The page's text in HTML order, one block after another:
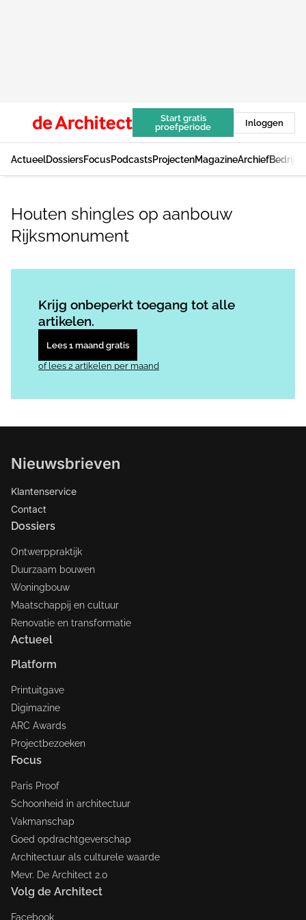
Start gratis
proefperiode
Inloggen
ActueelDossiersFocusPodcastsProjectenMagazineArchief
Houten shingles op aanbouw
Rijksmonument
Krijg onbeperkt toegang tot alle
artikelen.
Lees 1 maand gratis
of lees 2 artikelen per maand
Nieuwsbrieven
Klantenservice
Contact
Dossiers
Ontwerppraktijk
Duurzaam bouwen
Woningbouw
Maatschappij en cultuur
Renovatie en transformatie
Actueel
Platform
Printuitgave
Digimazine
ARC Awards
Projectbezoeken
Focus
Paris Proof
Schoonheid in architectuur
Vakmanschap
Goed opdrachtgeverschap
Architectuur als culturele waarde
Mevr. De Architect 2.0
Volg de Architect
Facebook